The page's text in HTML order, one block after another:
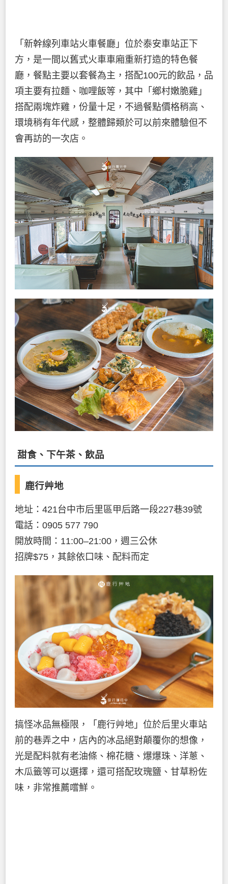
「新幹線列車站火車餐廳」位於泰安車站正下
方，是一間以舊式火車車廂重新打造的特色餐
廳，餐點主要以套餐為主，搭配100元的飲品，品
項主要有拉麵、咖哩飯等，其中「鄉村嫩脆雞」
搭配兩塊炸雞，份量十足，不過餐點價格稍高、
環境稍有年代感，整體歸類於可以前來體驗但不
會再訪的一次店。
甜食、下午茶、飲品
鹿行艸地
地址：421台中市后里區甲后路一段227巷39號
電話：0905 577 790
開放時間：11:00–21:00，週三公休
招牌$75，其餘依口味、配料而定
搞怪冰品無極限，「鹿行艸地」位於后里火車站
前的巷弄之中，店內的冰品絕對顛覆你的想像，
光是配料就有老油條、棉花糖、爆爆珠、洋蔥、
木瓜籤等可以選擇，還可搭配玫瑰鹽、甘草粉佐
味，非常推薦嚐鮮。